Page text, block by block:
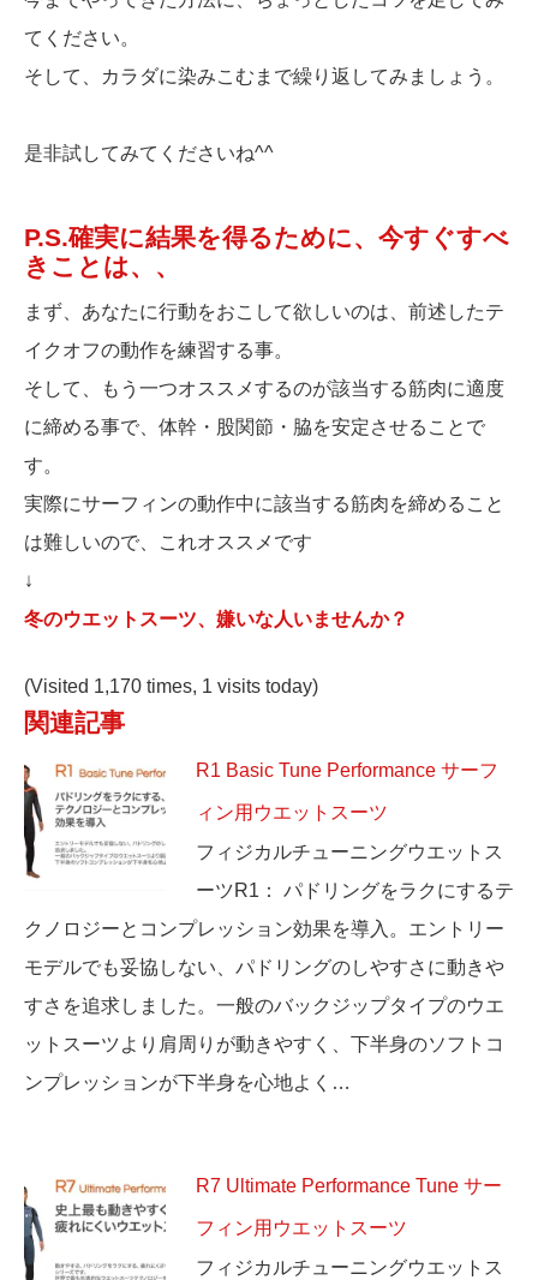
てください。
そして、カラダに染みこむまで繰り返してみましょう。
是非試してみてくださいね^^
P.S.確実に結果を得るために、今すぐすべ
きことは、、
まず、あなたに行動をおこして欲しいのは、前述したテ
イクオフの動作を練習する事。
そして、もう一つオススメするのが該当する筋肉に適度
に締める事で、体幹・股関節・脇を安定させることで
す。
実際にサーフィンの動作中に該当する筋肉を締めること
は難しいので、これオススメです
↓
冬のウエットスーツ、嫌いな人いませんか？
(Visited 1,170 times, 1 visits today)
関連記事
R1 Basic Tune Performance サーフ
ィン用ウエットスーツ
フィジカルチューニングウエットス
ーツR1： パドリングをラクにするテ
クノロジーとコンプレッション効果を導入。エントリー
モデルでも妥協しない、パドリングのしやすさに動きや
すさを追求しました。一般のバックジップタイプのウエ
ットスーツより肩周りが動きやすく、下半身のソフトコ
ンプレッションが下半身を心地よく…
R7 Ultimate Performance Tune サー
フィン用ウエットスーツ
フィジカルチューニングウエットス